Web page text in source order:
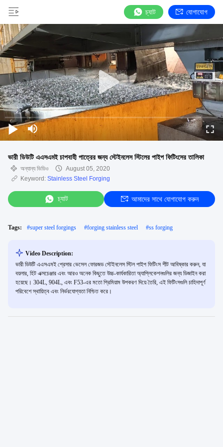
চ্যাট যোগাযোগ
ভারী ডিউটি এএসএমই চাপবাহী পাত্রের জন্য স্টেইনলেস স্টিলের পাইপ ফিটিংসের তালিকা
অন্যান্য ভিডিও
August 05, 2020
Keyword: Stainless Steel Forging
চ্যাট আমাদের সাথে যোগাযোগ করুন
Tags: #super steel forgings #forging stainless steel #ss forging
Video Description:
ভারী ডিউটি এএসএমই প্রেসার ভেসেল ফোরজড স্টেইনলেস স্টিল পাইপ ফিটিংস শীট আবিষ্কার করুন, যা
বয়লার, হিট এক্সচেঞ্জার এবং আরও অনেক কিছুতে উচ্চ-কার্যকারিতা অ্যাপ্লিকেশনগুলির জন্য ডিজাইন করা
হয়েছে। 304L, 904L, এবং F53-এর মতো প্রিমিয়াম উপকরণ দিয়ে তৈরি, এই ফিটিংসগুলি চাহিদাপূর্ণ
পরিবেশে স্থায়িত্ব এবং নির্ভরযোগ্যতা নিশ্চিত করে।